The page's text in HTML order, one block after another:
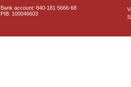
Bank account: 840-181 5666-68
PIB: 100046603